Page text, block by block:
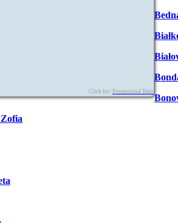
Click for: Promotional Hats